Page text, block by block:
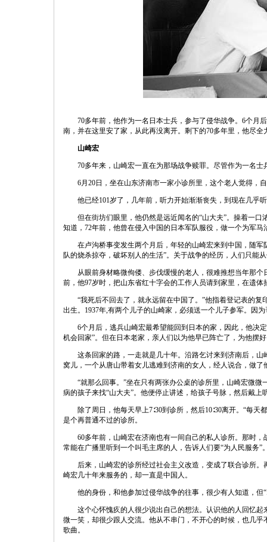
70多年前，他作为一名日本士兵，参与了侵华战争。6个月
南，并在这里安了家，从此再没离开。剩下的70多年里，他尽
山崎宏
70多年来，山崎宏一直在为那场战争赎罪。尽管作为一名士
6月20日，坐在山东济南市一家小诊所里，这个老人觉得，
他已经101岁了，几年前，听力开始渐渐丧失，到现在几乎
但在街坊们眼里，他仍然是远近闻名的“山大夫”。操着一
知道，72年前，他曾在侵入中国的日本军队服役，做一个为军马
在卢沟桥事变发生两个月后，年轻的山崎宏来到中国，随
队的烧杀掠夺，破坏别人的生活”。关于战争的经历，人们只能
从眼前身材略微佝偻、步伐缓慢的老人，很难推想当年那
前，他97岁时，把山东省红十字会的工作人员请到家里，在遗
“我死后不回去了，就永远留在中国了。”他指着登记表的
出生。1937年,有两个儿子的山崎家，必须送一个儿子参军。因
6个月后，逃兵山崎宏最希望能回到日本的家，因此，他决
机会回家”。但在日本老家，亲人们以为他早已阵亡了，为他摆
这条回家的路，一走就是几十年。沿路乞讨来到济南后，
窝儿，一个从唐山带着女儿逃难到济南的女人，经人说合，做
“就那么回事。”坐在只有两张办公桌的诊所里，山崎宏微
病的孩子来找“山大夫”。他便停止讲述，给孩子号脉，然后戴上
除了周日，他每天早上7∶30到诊所，然后10∶30离开。“每
是个再普通不过的诊所。
60多年前，山崎宏在济南也有一间自己的私人诊所。那时
常能在广播里听到一个叫毛主席的人，告诉人们要“为人民服务”
后来，山崎宏的诊所经过社会主义改造，变成了联合诊所
崎宏几十年来服务的，却一直是中国人。
他的身份，和他参加过侵华战争的往事，很少有人知道，
这个心怀愧疚的人很少说出自己的想法。认识他的人回忆
微一笑，却很少跟人交流。他从不串门，不开心的时候，也几
歌曲。